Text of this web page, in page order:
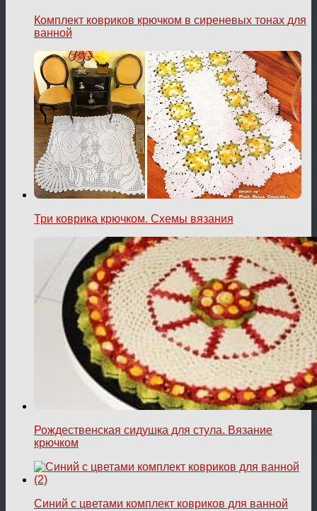
Комплект ковриков крючком в сиреневых тонах для
ванной
Три коврика крючком. Схемы вязания
Рождественская сидушка для стула. Вязание
крючком
Синий с цветами комплект ковриков для ванной